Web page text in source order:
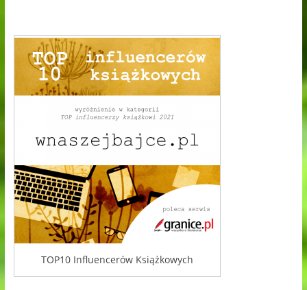
TOP10 Influencerów Książkowych